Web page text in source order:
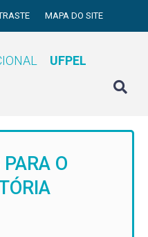
MAPA DO SITE
UFPEL
O